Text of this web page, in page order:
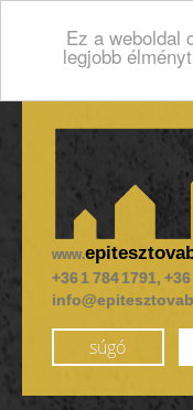
Ez a weboldal
legjobb
www.
+36 1 784 1791,
súgó